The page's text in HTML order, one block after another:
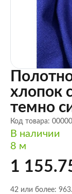
хлопок
темно
Код товара:
В наличии
8 м
1
42 или более: